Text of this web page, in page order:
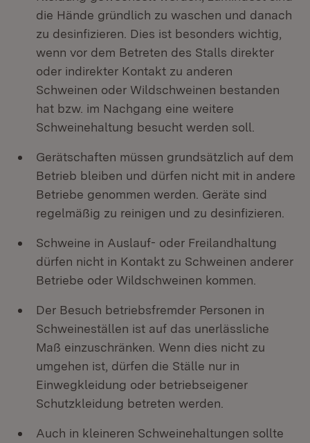
die Hände gründlich zu waschen und danach
zu desinfizieren. Dies ist besonders wichtig,
wenn vor dem Betreten des Stalls direkter
oder indirekter Kontakt zu anderen
Schweinen oder Wildschweinen bestanden
hat bzw. im Nachgang eine weitere
Schweinehaltung besucht werden soll.
Gerätschaften müssen grundsätzlich auf dem
Betrieb bleiben und dürfen nicht mit in andere
Betriebe genommen werden. Geräte sind
regelmäßig zu reinigen und zu desinfizieren.
Schweine in Auslauf- oder Freilandhaltung
dürfen nicht in Kontakt zu Schweinen anderer
Betriebe oder Wildschweinen kommen.
Der Besuch betriebsfremder Personen in
Schweineställen ist auf das unerlässliche
Maß einzuschränken. Wenn dies nicht zu
umgehen ist, dürfen die Ställe nur in
Einwegkleidung oder betriebseigener
Schutzkleidung betreten werden.
Auch in kleineren Schweinehaltungen sollte